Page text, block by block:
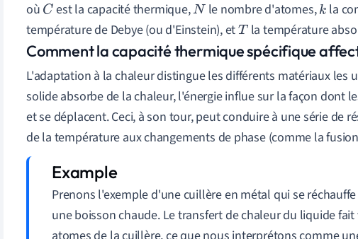
où C est la capacité thermique,N le nombre d'atomes,k la
température de Debye (ou d'Einstein), etTla température
Comment la capacité thermique spécifique
L'adaptation à la chaleur distingue les différents matériaux les
solide absorbe de la chaleur, l'énergie influe sur la façon dont
et se déplacent. Ceci, à son tour, peut conduire à une série de
de la température aux changements de phase (comme la
Prenons l'exemple d'une cuillère en métal qui se
une boisson chaude. Le transfert de chaleur du liquide